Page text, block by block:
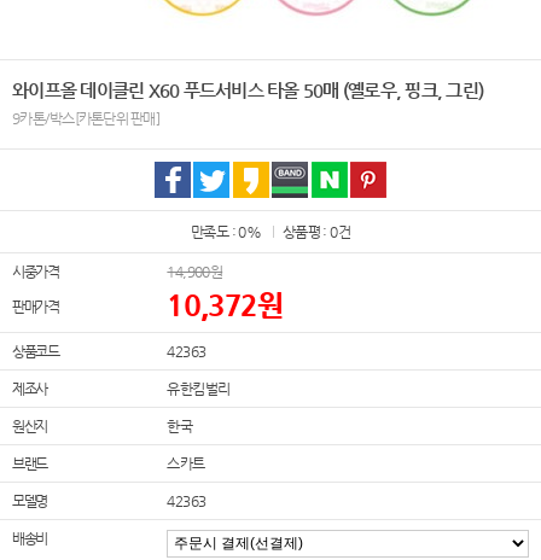
와이프올 데이클린 X60 푸드서비스 타올 50매 (옐로우, 핑크, 그린)
9카톤/박스[카톤단위 판매]
만족도 : 0% 상품평 : 0건
시중가격 14,900원
판매가격 10,372원
상품코드 42363
제조사 유한킴벌리
원산지 한국
브랜드 스카트
모델명 42363
배송비